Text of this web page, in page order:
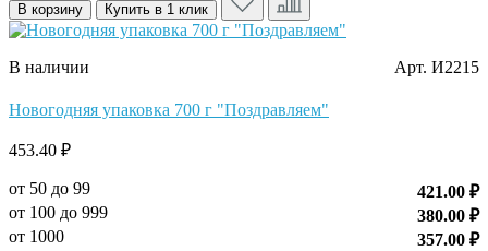
В корзину Купить в 1 клик
В наличии Арт. И2215
Новогодняя упаковка 700 г "Поздравляем"
453.40 ₽
от 50 до 99
421.00 ₽
от 100 до 999
380.00 ₽
от 1000
357.00 ₽